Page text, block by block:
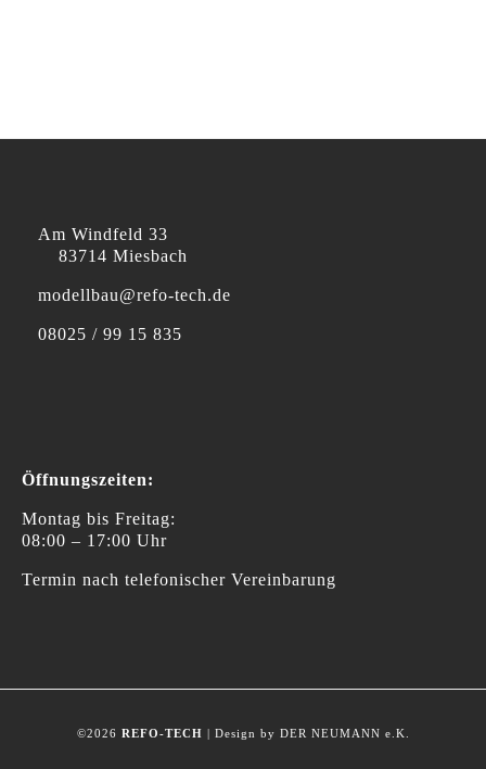
Am Windfeld 33
83714 Miesbach
modellbau@refo-tech.de
08025 / 99 15 835
Öffnungszeiten:
Montag bis Freitag:
08:00 – 17:00 Uhr
Termin nach telefonischer Vereinbarung
©2026 REFO-TECH | Design by DER NEUMANN e.K.